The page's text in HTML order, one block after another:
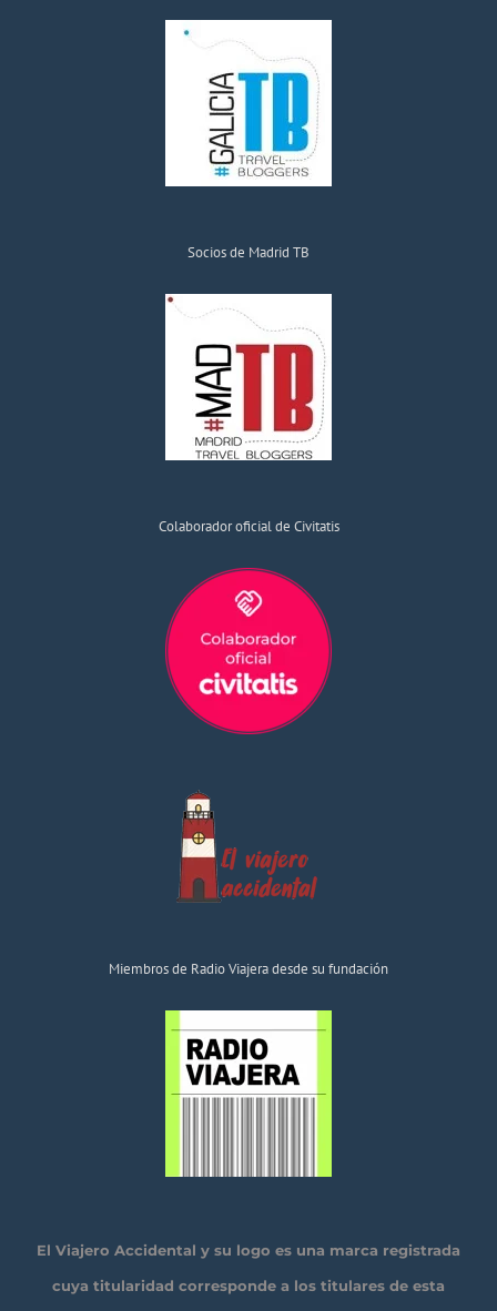
Socios de Madrid TB
Colaborador oficial de Civitatis
Miembros de Radio Viajera desde su fundación
El Viajero Accidental y su logo es una marca registrada
cuya titularidad corresponde a los titulares de esta